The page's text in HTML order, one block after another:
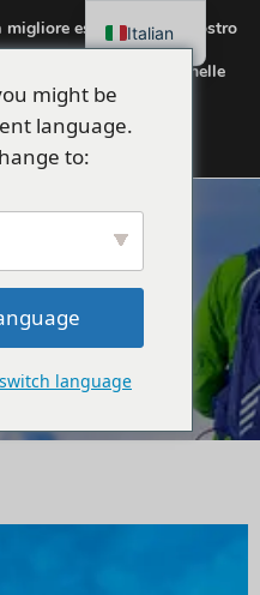
might be
language.
to:
language
esperienza sul nostro
o disattivarli nelle
Italian